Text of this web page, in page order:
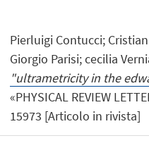
Pierluigi Contucci;
Giorgio Parisi; cecilia
"ultrametricity in the
«PHYSICAL REVIEW
15973 [Articolo in rivista]